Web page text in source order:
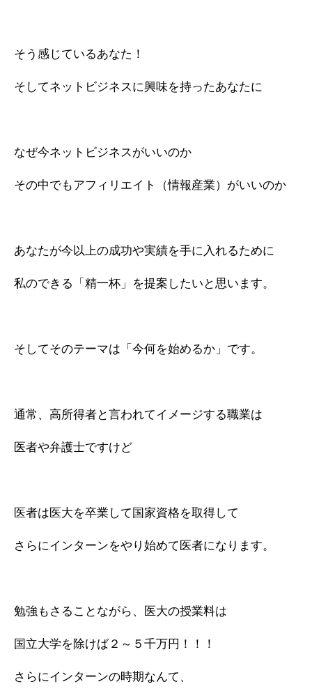
そう感じているあなた！
そしてネットビジネスに興味を持ったあなたに
なぜ今ネットビジネスがいいのか
その中でもアフィリエイト（情報産業）がいいのか
あなたが今以上の成功や実績を手に入れるために
私のできる「精一杯」を提案したいと思います。
そしてそのテーマは「今何を始めるか」です。
通常、高所得者と言われてイメージする職業は
医者や弁護士ですけど
医者は医大を卒業して国家資格を取得して
さらにインターンをやり始めて医者になります。
勉強もさることながら、医大の授業料は
国立大学を除けば２～５千万円！！！
さらにインターンの時期なんて、